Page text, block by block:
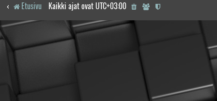
Etusivu Kaikki ajat ovat UTC+03:00